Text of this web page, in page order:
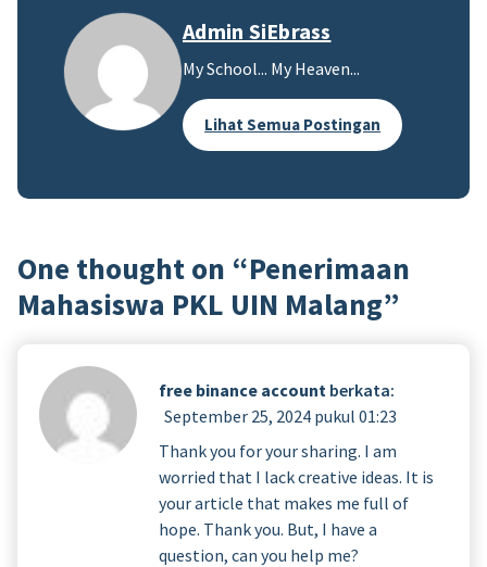
Admin SiEbrass
My School... My Heaven...
Lihat Semua Postingan
One thought on “Penerimaan
Mahasiswa PKL UIN Malang”
free binance account berkata:
September 25, 2024 pukul 01:23
Thank you for your sharing. I am
worried that I lack creative ideas. It is
your article that makes me full of
hope. Thank you. But, I have a
question, can you help me?